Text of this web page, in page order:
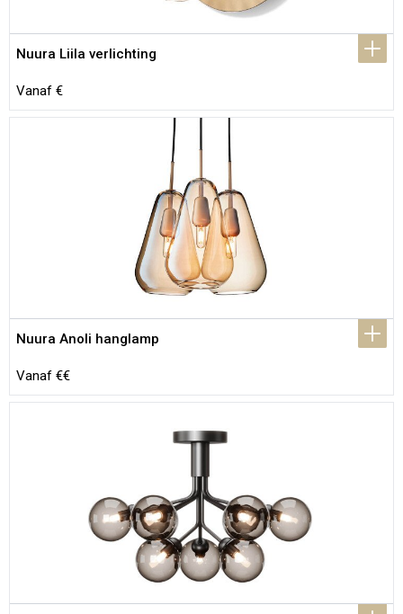
Nuura Liila verlichting
Vanaf €
Nuura Anoli hanglamp
Vanaf €€